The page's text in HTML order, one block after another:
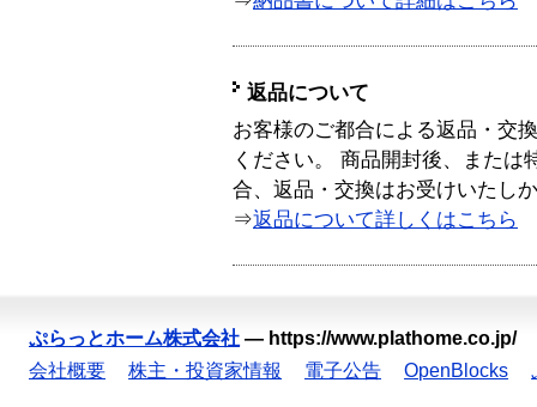
返品について
お客様のご都合による返品・交
ください。 商品開封後、または
合、返品・交換はお受けいたし
⇒返品について詳しくはこちら
ぷらっとホーム株式会社 — https://www.plathome.co.jp/
会社概要
株主・投資家情報 電子公告 OpenBlocks